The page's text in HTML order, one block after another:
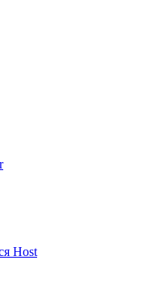
Host